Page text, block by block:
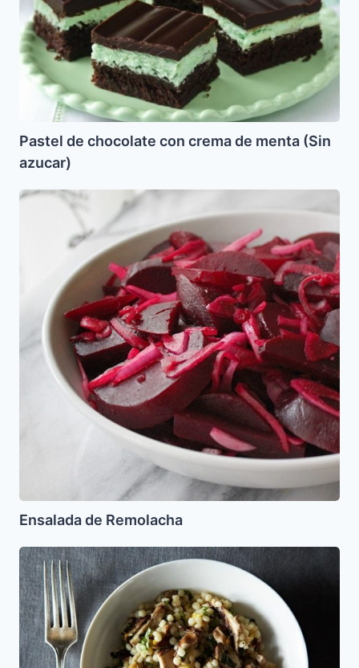
con
crema
de
menta
(Sin
azucar)
Pastel de chocolate con crema de menta (Sin
azucar)
Ensalada
Remolacha
Ensalada de Remolacha
Ferfalaj
(Farfel)
con
Champiñones
(Orzo)